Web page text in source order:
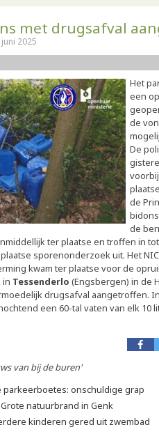
met drugsafval
2025
Het
een
de
De
de
de
ter plaatse en troffen in
sporenonderzoek uit. Het
kwam ter plaatse voor de
in Tessenderlo (Engsbergen) in de
drugsafval aangetroffen.
een 60-tal vaten van elk 10
van bij de buren'
parkeerboetes: onschuldige grap
natuurbrand in Genk
kinderen gered uit zwembad